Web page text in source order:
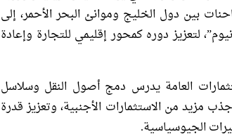
بين دول الخليج وموانئ البحر الأحمر، إلى
لتعزيز دوره كمحور إقليمي للتجارة وإعادة
العامة يدرس دمج أصول النقل وسلاسل
مزيد من الاستثمارات الأجنبية، وتعزيز قدرة
الجيوسياسية.